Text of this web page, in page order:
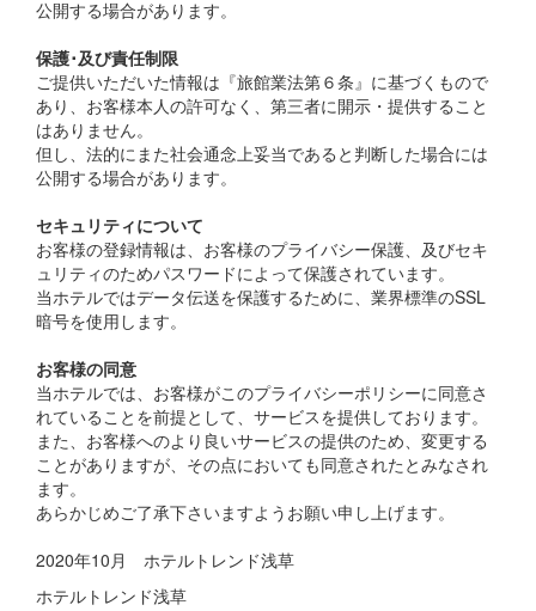
公開する場合があります。
保護･及び責任制限
ご提供いただいた情報は『旅館業法第６条』に基づくもので
あり、お客様本人の許可なく、第三者に開示・提供すること
はありません。
但し、法的にまた社会通念上妥当であると判断した場合には
公開する場合があります。
セキュリティについて
お客様の登録情報は、お客様のプライバシー保護、及びセキ
ュリティのためパスワードによって保護されています。
当ホテルではデータ伝送を保護するために、業界標準のSSL
暗号を使用します。
お客様の同意
当ホテルでは、お客様がこのプライバシーポリシーに同意さ
れていることを前提として、サービスを提供しております。
また、お客様へのより良いサービスの提供のため、変更する
ことがありますが、その点においても同意されたとみなされ
ます。
あらかじめご了承下さいますようお願い申し上げます。
2020年10月 ホテルトレンド浅草
ホテルトレンド浅草